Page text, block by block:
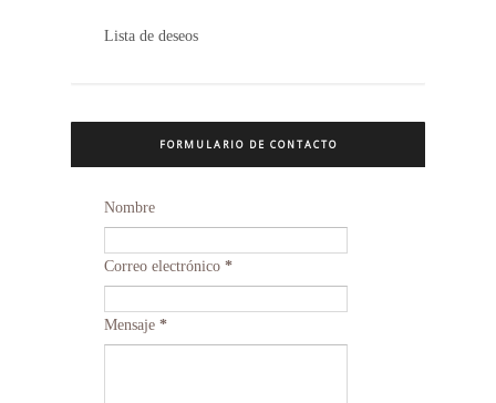
Lista de deseos
FORMULARIO DE CONTACTO
Nombre
Correo electrónico *
Mensaje *